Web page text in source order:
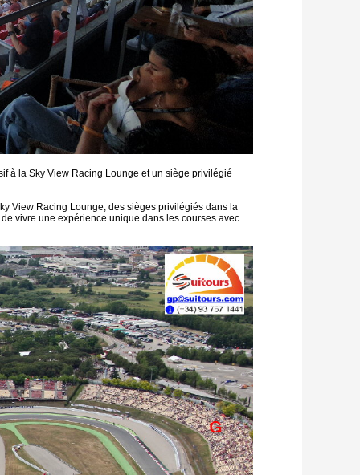
à la Sky View Racing Lounge et un siège privilégié
View Racing Lounge, des sièges privilégiés dans la
vivre une expérience unique dans les courses avec